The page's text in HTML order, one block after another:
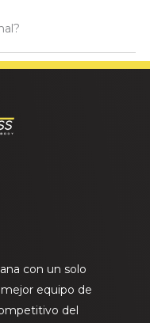
con un solo
equipo de
del